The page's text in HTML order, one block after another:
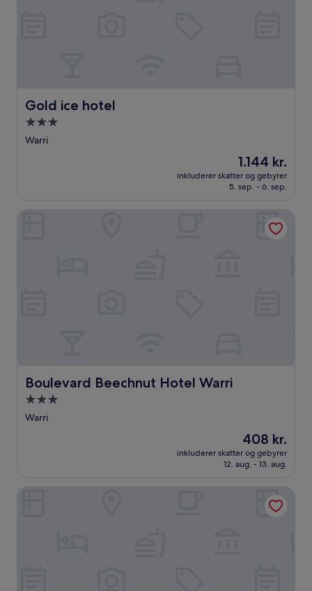
Gold ice hotel
Gold ice hotel
3.0-
stjernet
Warri
Prisen
er
1.144 kr.
1.144 kr.
inkluderer skatter og gebyrer
5. sep. - 6. sep.
Boulevard Beechnut Hotel Warri
Boulevard Beechnut Hotel Warri
3.0-
stjernet
Warri
Prisen
er
408 kr.
408 kr.
inkluderer skatter og gebyrer
12. aug. - 13. aug.